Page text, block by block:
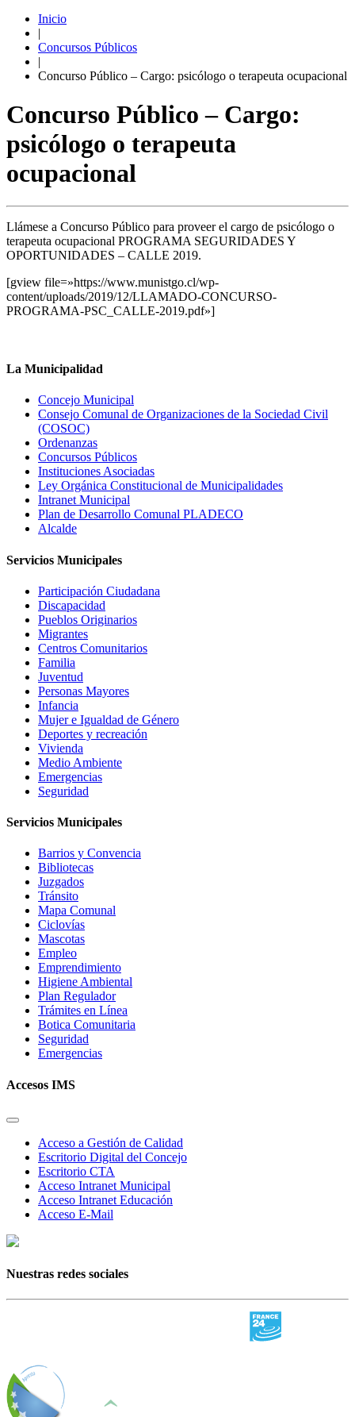
Inicio
|
Concursos Públicos
|
Concurso Público – Cargo: psicólogo o terapeuta ocupacional
Concurso Público – Cargo:
psicólogo o terapeuta
ocupacional
Llámese a Concurso Público para proveer el cargo de psicólogo o
terapeuta ocupacional PROGRAMA SEGURIDADES Y
OPORTUNIDADES – CALLE 2019.
[gview file=»https://www.munistgo.cl/wp-
content/uploads/2019/12/LLAMADO-CONCURSO-
PROGRAMA-PSC_CALLE-2019.pdf»]
La Municipalidad
Concejo Municipal
Consejo Comunal de Organizaciones de la Sociedad Civil
(COSOC)
Ordenanzas
Concursos Públicos
Instituciones Asociadas
Ley Orgánica Constitucional de Municipalidades
Intranet Municipal
Plan de Desarrollo Comunal PLADECO
Alcalde
Servicios Municipales
Participación Ciudadana
Discapacidad
Pueblos Originarios
Migrantes
Centros Comunitarios
Familia
Juventud
Personas Mayores
Infancia
Mujer e Igualdad de Género
Deportes y recreación
Vivienda
Medio Ambiente
Emergencias
Seguridad
Servicios Municipales
Barrios y Convencia
Bibliotecas
Juzgados
Tránsito
Mapa Comunal
Ciclovías
Mascotas
Empleo
Emprendimiento
Higiene Ambiental
Plan Regulador
Trámites en Línea
Botica Comunitaria
Seguridad
Emergencias
Accesos IMS
Acceso a Gestión de Calidad
Escritorio Digital del Concejo
Escritorio CTA
Acceso Intranet Municipal
Acceso Intranet Educación
Acceso E-Mail
Nuestras redes sociales